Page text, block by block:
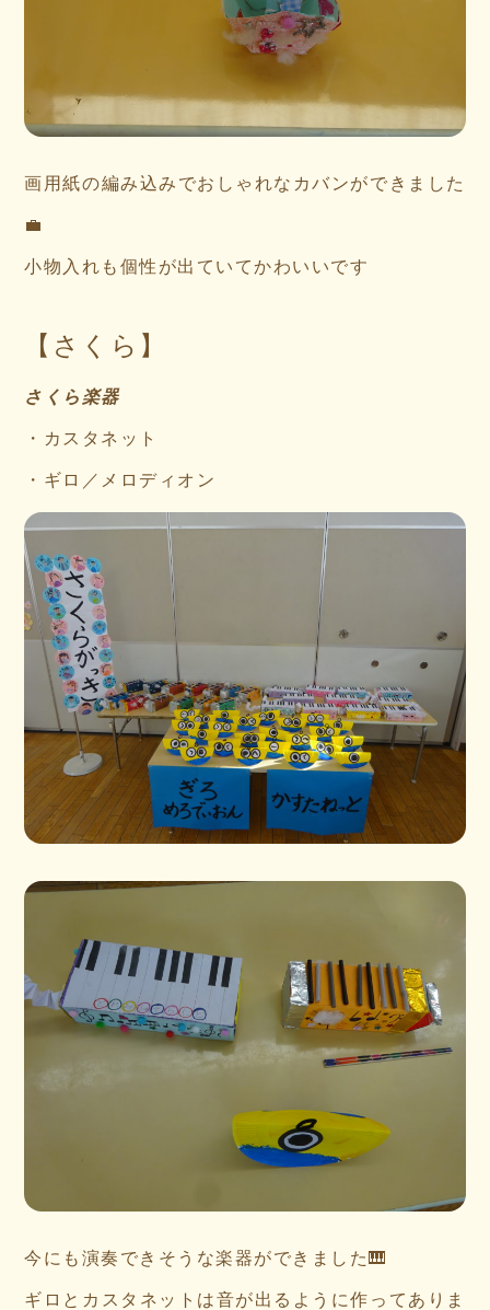
画用紙の編み込みでおしゃれなカバンができました
💼
小物入れも個性が出ていてかわいいです
【さくら】
さくら楽器
・カスタネット
・ギロ／メロディオン
今にも演奏できそうな楽器ができました🎹
ギロとカスタネットは音が出るように作ってありま